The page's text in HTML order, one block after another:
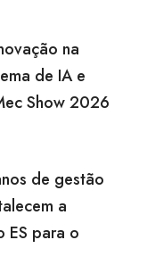
na
de IA e
Show 2026
de gestão
a
ES para o